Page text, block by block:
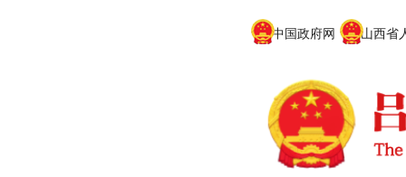
中国政府网 山西省人